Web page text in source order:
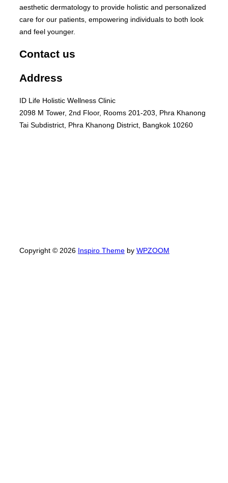
aesthetic dermatology to provide holistic and personalized
care for our patients, empowering individuals to both look
and feel younger.
Contact us
Address
ID Life Holistic Wellness Clinic
2098 M Tower, 2nd Floor, Rooms 201-203, Phra Khanong
Tai Subdistrict, Phra Khanong District, Bangkok 10260
Copyright © 2026 Inspiro Theme by WPZOOM